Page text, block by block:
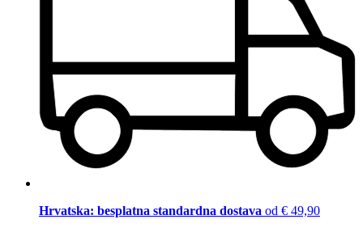
Hrvatska: besplatna standardna dostava od € 49,90